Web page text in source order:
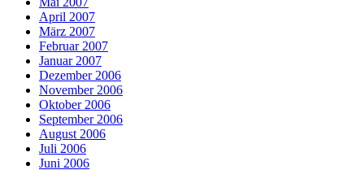
April 2007
März 2007
Februar 2007
Januar 2007
Dezember 2006
November 2006
Oktober 2006
September 2006
August 2006
Juli 2006
Juni 2006